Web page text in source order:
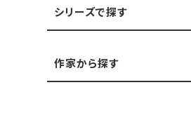
シリーズで探す
作家から探す